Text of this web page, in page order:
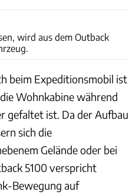
wird aus dem Outback
beim Expeditionsmobil ist
Wohnkabine während
gefaltet ist. Da der Aufbau
sich die
Gelände oder bei
5100 verspricht
Bewegung auf